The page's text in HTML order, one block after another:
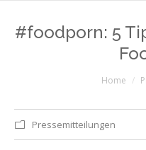
#foodporn: 5
Home
Pressemitteilungen